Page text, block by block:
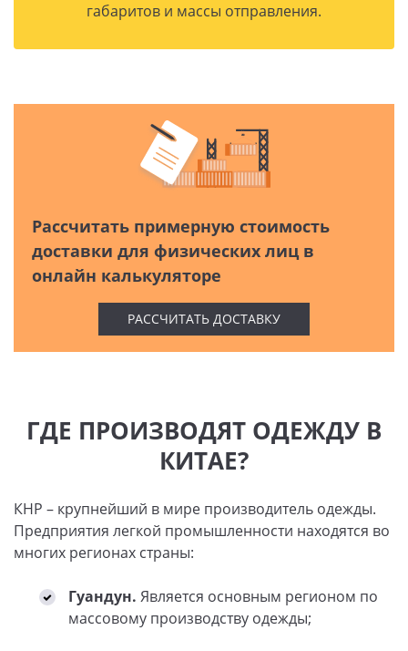
габаритов и массы отправления.
Рассчитать примерную стоимость
доставки для физических лиц в
онлайн калькуляторе
РАССЧИТАТЬ ДОСТАВКУ
ГДЕ ПРОИЗВОДЯТ ОДЕЖДУ В
КИТАЕ?
КНР – крупнейший в мире производитель одежды.
Предприятия легкой промышленности находятся во
многих регионах страны:
Гуандун. Является основным регионом по
массовому производству одежды;